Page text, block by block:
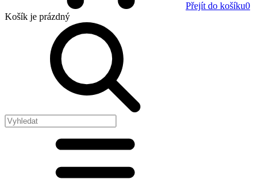
Přejít do košíku0
Košík je prázdný